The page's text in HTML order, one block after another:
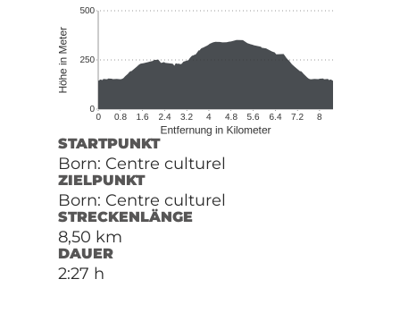
STARTPUNKT
Born: Centre culturel
ZIELPUNKT
Born: Centre culturel
STRECKENLÄNGE
8,50 km
DAUER
2:27 h